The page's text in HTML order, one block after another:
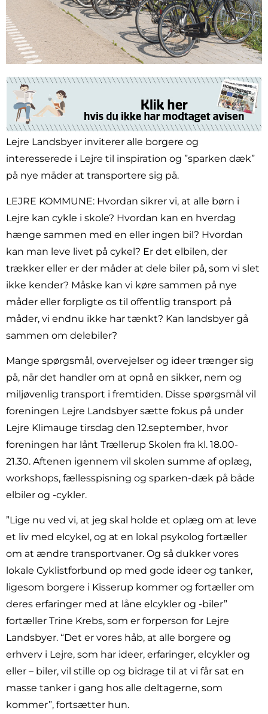
Lejre Landsbyer inviterer alle borgere og
interesserede i Lejre til inspiration og ”sparken dæk”
på nye måder at transportere sig på.
LEJRE KOMMUNE: Hvordan sikrer vi, at alle børn i
Lejre kan cykle i skole? Hvordan kan en hverdag
hænge sammen med en eller ingen bil? Hvordan
kan man leve livet på cykel? Er det elbilen, der
trækker eller er der måder at dele biler på, som vi slet
ikke kender? Måske kan vi køre sammen på nye
måder eller forpligte os til offentlig transport på
måder, vi endnu ikke har tænkt? Kan landsbyer gå
sammen om delebiler?
Mange spørgsmål, overvejelser og ideer trænger sig
på, når det handler om at opnå en sikker, nem og
miljøvenlig transport i fremtiden. Disse spørgsmål vil
foreningen Lejre Landsbyer sætte fokus på under
Lejre Klimauge tirsdag den 12.september, hvor
foreningen har lånt Trællerup Skolen fra kl. 18.00-
21.30. Aftenen igennem vil skolen summe af oplæg,
workshops, fællesspisning og sparken-dæk på både
elbiler og -cykler.
”Lige nu ved vi, at jeg skal holde et oplæg om at leve
et liv med elcykel, og at en lokal psykolog fortæller
om at ændre transportvaner. Og så dukker vores
lokale Cyklistforbund op med gode ideer og tanker,
ligesom borgere i Kisserup kommer og fortæller om
deres erfaringer med at låne elcykler og -biler”
fortæller Trine Krebs, som er forperson for Lejre
Landsbyer. “Det er vores håb, at alle borgere og
erhverv i Lejre, som har ideer, erfaringer, elcykler og
eller – biler, vil stille op og bidrage til at vi får sat en
masse tanker i gang hos alle deltagerne, som
kommer”, fortsætter hun.